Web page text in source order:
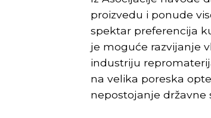
proizvedu i ponude
spektar preferencija
je moguće razvijanje
industriju
na velika poreska
nepostojanje državne